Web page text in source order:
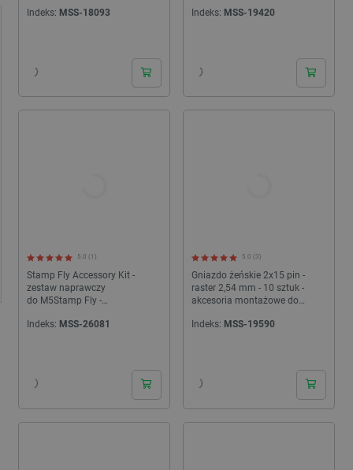
Indeks: MSS-18093
M5Stack
Indeks: MSS-19420
Stamp Fly Accessory Kit -
zestaw naprawczy
do M5Stamp Fly -
5.0 (1)
Indeks: MSS-26081
Gniazdo żeńskie 2x15 pin -
raster 2,54 mm - 10 sztuk -
akcesoria montażowe do
M5Stack - A001-D
5.0 (3)
Indeks: MSS-19590